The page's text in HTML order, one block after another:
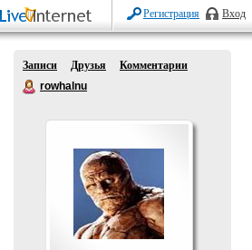
Регистрация Вход
Записи Друзья
Комментарии
rowhalnu